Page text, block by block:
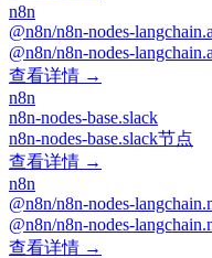
n8n
@n8n/n8n-nodes-
@n8n/n8n-nodes-
查看详情 →
n8n
n8n-nodes-base.slack
n8n-nodes-base.slack节点
查看详情 →
n8n
@n8n/n8n-nodes-
@n8n/n8n-nodes-
查看详情 →